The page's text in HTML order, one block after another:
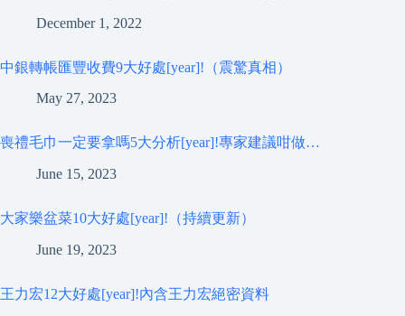
December 1, 2022
中銀轉帳匯豐收費9大好處[year]!（震驚真相）
May 27, 2023
喪禮毛巾一定要拿嗎5大分析[year]!專家建議咁做…
June 15, 2023
大家樂盆菜10大好處[year]!（持續更新）
June 19, 2023
王力宏12大好處[year]!內含王力宏絕密資料